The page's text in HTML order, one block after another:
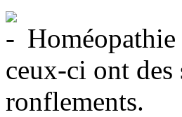
ceux-ci ont des
ronflements.